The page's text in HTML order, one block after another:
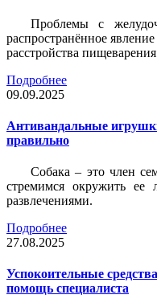
Проблемы с
распространённое
расстройства
Подробнее
09.09.2025
Антивандальные
правильно
Собака – это член
стремимся окружить ее
развлечениями.
Подробнее
27.08.2025
Успокоительные
помощь специалиста